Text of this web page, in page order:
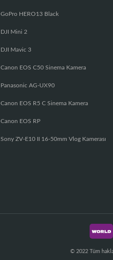
GoPro HERO13 Black
DJI Mini 2
DJI Mavic 3
Canon EOS C50 Sinema Kamera
Panasonic AG-UX90
Canon EOS R5 C Sinema Kamera
Canon EOS RP
Sony ZV-E10 II 16-50mm Vlog Kamerası
© 2022 Tüm